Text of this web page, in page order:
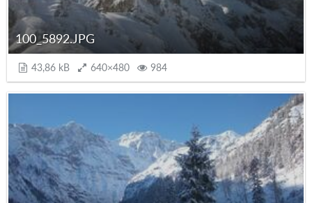
100_5892.JPG
43,86 kB 640×480 984